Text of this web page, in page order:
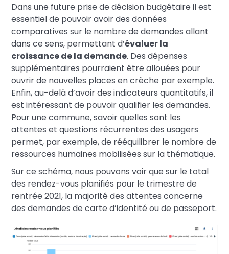
Dans une future prise de décision budgétaire il est
essentiel de pouvoir avoir des données
comparatives sur le nombre de demandes allant
dans ce sens, permettant d’évaluer la
croissance de la demande. Des dépenses
supplémentaires pourraient être allouées pour
ouvrir de nouvelles places en crèche par exemple.
Enfin, au-delà d’avoir des indicateurs quantitatifs, il
est intéressant de pouvoir qualifier les demandes.
Pour une commune, savoir quelles sont les
attentes et questions récurrentes des usagers
permet, par exemple, de rééquilibrer le nombre de
ressources humaines mobilisées sur la thématique.
Sur ce schéma, nous pouvons voir que sur le total
des rendez-vous planifiés pour le trimestre de
rentrée 2021, la majorité des attentes concerne
des demandes de carte d’identité ou de passeport.